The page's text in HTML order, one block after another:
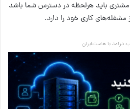
مشتری باید هرلحظه در دسترس شما باشد
مشغله‌های کاری خود را دارد.
درآمد با هاست‌ایران